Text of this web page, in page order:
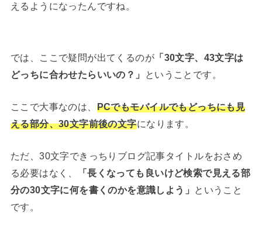
えるようになったんですね。
では、ここで疑問が出てくるのが 「30文字、43文字は
どっちに合わせたらいいの？」
ということです。
ここで大事なのは、 PCでもモバイルでもどっちにも見
える部分、30文字前後の文字になります。
ただ、30文字できっちりブログ記事タイトルをおさめ
る必要はなく、
「長くなっても良いけど検索で見える部
分の30文字に何を書くのかを意識しよう」
ということ
です。